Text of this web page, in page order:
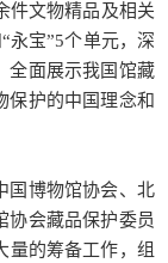
件文物精品及相关
永宝”5个单元，深
全面展示我国馆藏
保护的中国理念和
博物馆协会、北
协会藏品保护委员
量的筹备工作，组